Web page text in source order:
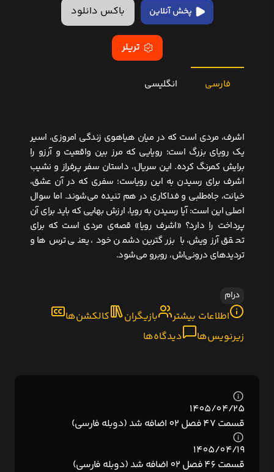
پخش آنلاین باکس دانلود
تریلر
فارسی انگلیسی
اشرف، مردی است که در میان هیاهوی زندگی امروزی، اسیر
یک رویای بزرگ است؛ رویایی که مرز بین واقعیت و آرزو را
برایش کمرنگ کرده. این سریال، داستان سفر پرفراز و نشیب
اشرف برای رسیدن به این رویاست؛ سفری که در آن عشق،
خیانت، جاه‌طلبی و فداکاری در هم تنیده می‌شوند. اما سوال
اصلی این است: آیا رسیدن به رویا، ارزش بهایی که باید برای آن
پرداخت را دارد؟ «اشرف رویا» قصه‌ی مردی است که برای
تحقق آرزویش، با بزرگترین دشمن خود، یعنی ترس‌ها و
تردیدهای درونی‌اش، روبرو می‌شود.
درام
اطلاعات بیشتر بازیگران
کالکشن‌ها
زیرنویس‌ها
دیدگاه‌ها
1405/04/25
قسمت 47 فصل 02 اضافه شد (دوبله فارسی)
1405/04/19
قسمت 46 فصل 02 اضافه شد (دوبله فارسی)